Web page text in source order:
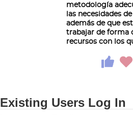
metodología
las necesidades
además de que
trabajar de forma
recursos con los
Existing Users Log In